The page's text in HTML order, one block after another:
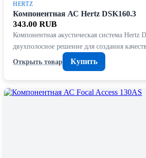
HERTZ
Компонентная АС Hertz DSK160.3
343.00 RUB
Компонентная акустическая система Hertz
двухполосное решение для создания
Открыть товар
Купить